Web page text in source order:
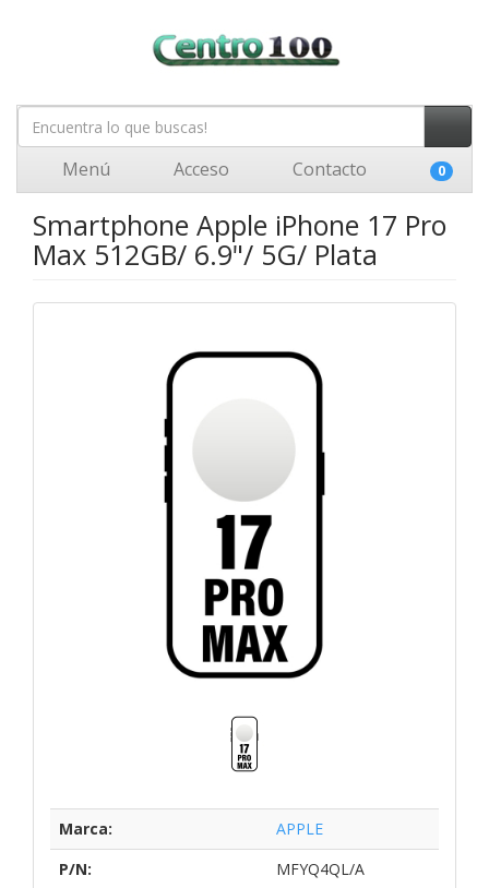
Menú Acceso Contacto 0
Smartphone Apple iPhone 17 Pro
Max 512GB/ 6.9"/ 5G/ Plata
Marca:
APPLE
P/N:
MFYQ4QL/A